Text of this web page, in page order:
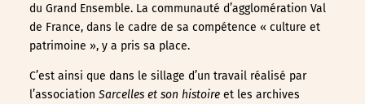
du Grand Ensemble. La communauté d’agglomération Val
de France, dans le cadre de sa compétence « culture et
patrimoine », y a pris sa place.
C’est ainsi que dans le sillage d’un travail réalisé par
l’association Sarcelles et son histoire et les archives